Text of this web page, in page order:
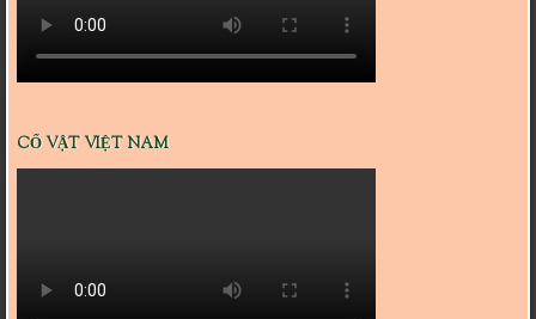
CỔ VẬT VIỆT NAM